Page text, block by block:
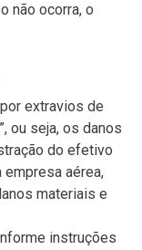
não ocorra, o
extravios de
ou seja, os danos
do efetivo
aérea,
materiais e
instruções